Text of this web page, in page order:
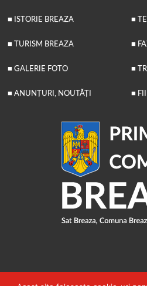
■ ISTORIE BREAZA
■ TURISM BREAZA
■ GALERIE FOTO
■ ANUNȚURI, NOUTĂȚI
■
■
■
■